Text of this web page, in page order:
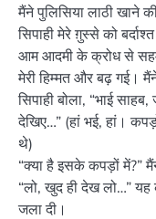
मैंने पुलिसिया लाठी खाने
सिपाही मेरे ग़ुस्से को
आम आदमी के क्रोध से
मेरी हिम्मत और बढ़ गई।
सिपाही बोला, “भाई
देखिए…” (हां भई, हां।
थे)
“क्या है इसके कपड़ों में?”
“लो, खुद ही देख लो…”
जला दी।